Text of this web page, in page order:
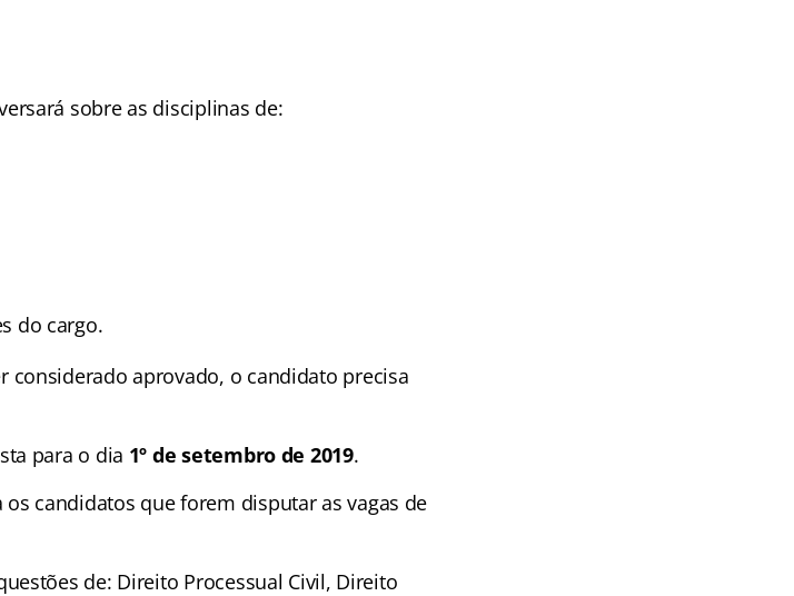
sobre as disciplinas de:
do cargo.
considerado aprovado, o candidato precisa
para o dia 1º de setembro de 2019.
candidatos que forem disputar as vagas de
de: Direito Processual Civil, Direito